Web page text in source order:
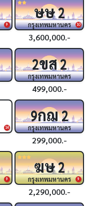
9 10
ษษ2
กรุงเทพมหานคร
3,600,000.-
2ขส2
กรุงเทพมหานคร
499,000.-
14
9กฌ2
กรุงเทพมหานคร
299,000.-
9 9
ฆษ2
กรุงเทพมหานคร
2,290,000.-